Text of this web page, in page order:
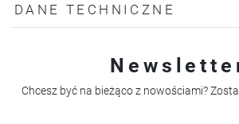
DANE TECHNICZNE
Chcesz być na bieżąco z nowościami?